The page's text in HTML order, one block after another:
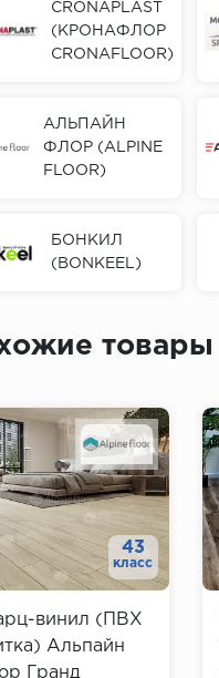
CRONAPLAST
(КРОНАФЛОР
CRONAFLOOR)
АЛЬПАЙН
ФЛОР (ALPINE
FLOOR)
БОНКИЛ
(BONKEEL)
товары
43
класс
винил (ПВХ
Альпайн
Гранд